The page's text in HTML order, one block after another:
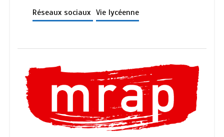
Réseaux sociaux Vie lycéenne